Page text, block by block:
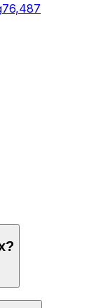
76,487